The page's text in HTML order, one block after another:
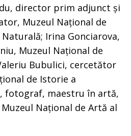
director prim adjunct și
Muzeul Național de
Irina Gonciarova,
Muzeul Național de
Bubulici, cercetător
de Istorie a
fotograf, maestru în artă,
Național de Artă al